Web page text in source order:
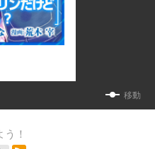
移動
！